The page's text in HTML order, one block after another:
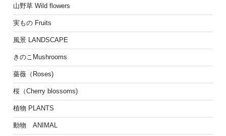
山野草 Wild flowers
実もの Fruits
風景 LANDSCAPE
きのこMushrooms
薔薇（Roses)
桜（Cherry blossoms)
植物 PLANTS
動物 ANIMAL